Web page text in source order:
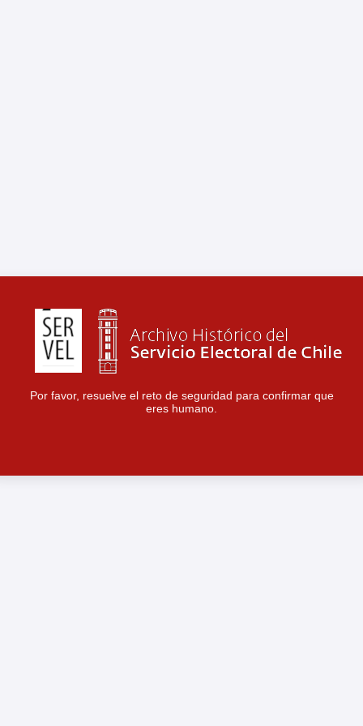
Por favor, resuelve el reto de seguridad para confirmar que
eres humano.